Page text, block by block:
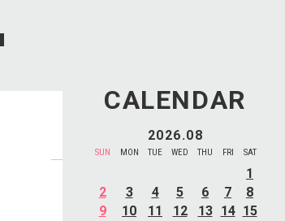
CALENDAR
2026.08
SUN MON TUE WED THU FRI SAT
1
2
3 4 5 6 7
8
9
10 11 12 13 14 15